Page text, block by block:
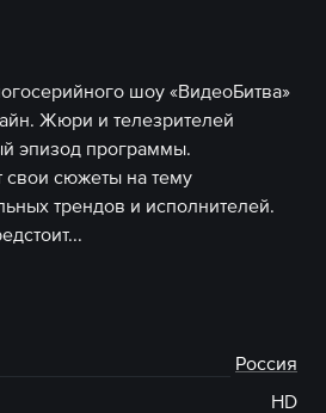
шоу «ВидеоБитва»
Жюри и телезрителей
эпизод программы.
свои сюжеты на тему
трендов и исполнителей.
Россия
HD